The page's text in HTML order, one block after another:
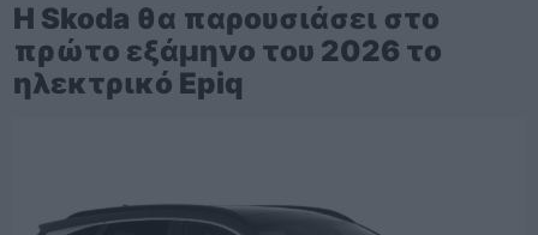
Η Skoda θα παρουσιάσει στο
πρώτο εξάμηνο του 2026 το
ηλεκτρικό Epiq